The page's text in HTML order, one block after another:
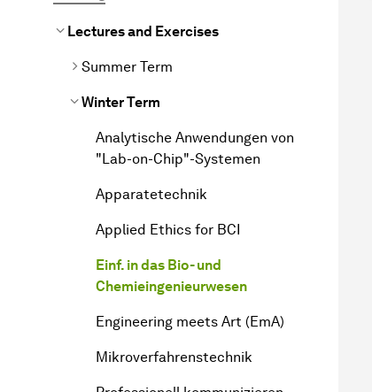
Lectures and Exercises
Summer Term
Winter Term
Analytische Anwendungen von
"Lab-on-Chip"-Systemen
Apparatetechnik
Applied Ethics for BCI
Einf. in das Bio- und
Chemieingenieurwesen
Engineering meets Art (EmA)
Mikroverfahrenstechnik